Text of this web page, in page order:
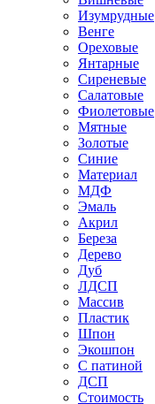
Изумрудные
Венге
Ореховые
Янтарные
Сиреневые
Салатовые
Фиолетовые
Мятные
Золотые
Синие
Материал
МДФ
Эмаль
Акрил
Береза
Дерево
Дуб
ЛДСП
Массив
Пластик
Шпон
Экошпон
С патиной
ДСП
Стоимость